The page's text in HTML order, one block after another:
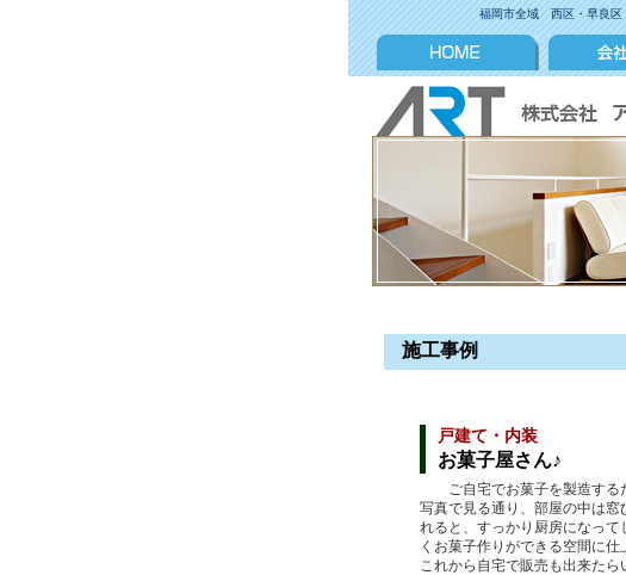
福岡市全域 西区・早良区
施工事例
戸建て・内装
お菓子屋さん♪
ご自宅でお菓子を製造するた
写真で見る通り、部屋の中は
れると、すっかり厨房になっ
くお菓子作りができる空間に仕
これから自宅で販売も出来たら